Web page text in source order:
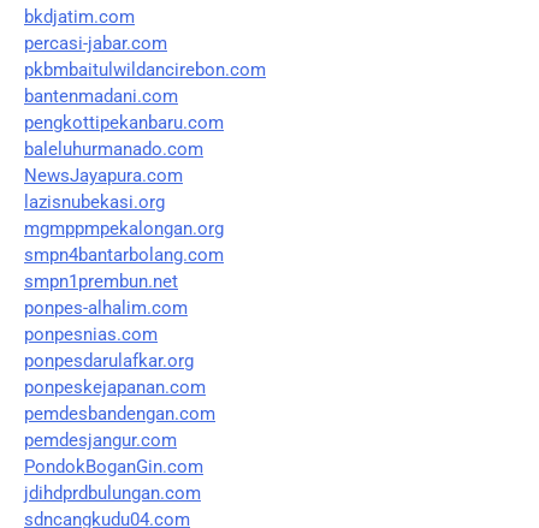
bkdjatim.com
percasi-jabar.com
pkbmbaitulwildancirebon.com
bantenmadani.com
pengkottipekanbaru.com
baleluhurmanado.com
NewsJayapura.com
lazisnubekasi.org
mgmppmpekalongan.org
smpn4bantarbolang.com
smpn1prembun.net
ponpes-alhalim.com
ponpesnias.com
ponpesdarulafkar.org
ponpeskejapanan.com
pemdesbandengan.com
pemdesjangur.com
PondokBoganGin.com
jdihdprdbulungan.com
sdncangkudu04.com